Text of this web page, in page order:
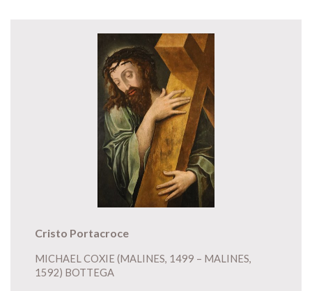
Cristo Portacroce
MICHAEL COXIE (MALINES, 1499 – MALINES,
1592) BOTTEGA